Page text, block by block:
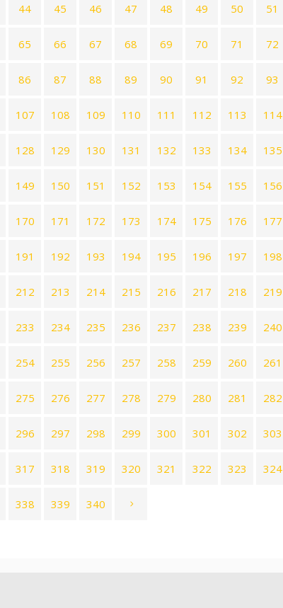
44 45 46 47 48 49 50 51
65 66 67 68 69 70 71 72
86 87 88 89 90 91 92 93
107 108 109 110 111 112 113 114
128 129 130 131 132 133 134 135
149 150 151 152 153 154 155 156
170 171 172 173 174 175 176 177
191 192 193 194 195 196 197 198
212 213 214 215 216 217 218 219
233 234 235 236 237 238 239 240
254 255 256 257 258 259 260 261
275 276 277 278 279 280 281 282
296 297 298 299 300 301 302 303
317 318 319 320 321 322 323 324
338 339 340